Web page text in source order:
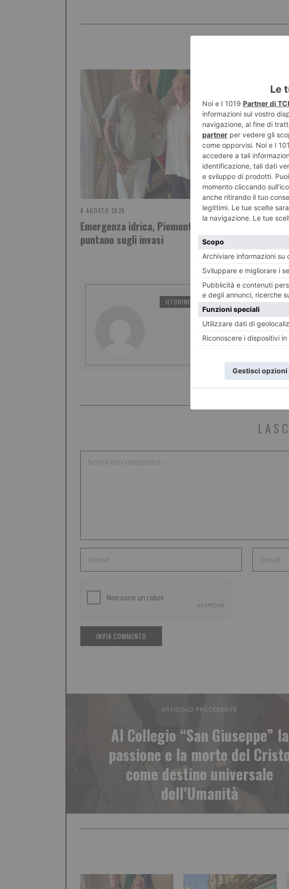
8 AGOSTO 2026
Emergenza idrica, Piemonte e Liguria
puntano sugli invasi
8 AGOSTO
locali
delicate
ILTORINESE POST RECENTI
ARTICOLO PRECEDENTE
Al Collegio “San Giuseppe” la
passione e la morte del
come destino universale
dell’Umanità